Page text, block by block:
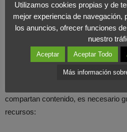
Estrategias para
Employee-
Aprovechar a los empleados como
compartan contenido, es necesario
recursos:
Utilizamos cookies propias y de
mejor experiencia de navegación,
los anuncios, ofrecer funciones
nuestro
Aceptar Aceptar Todo
Más información